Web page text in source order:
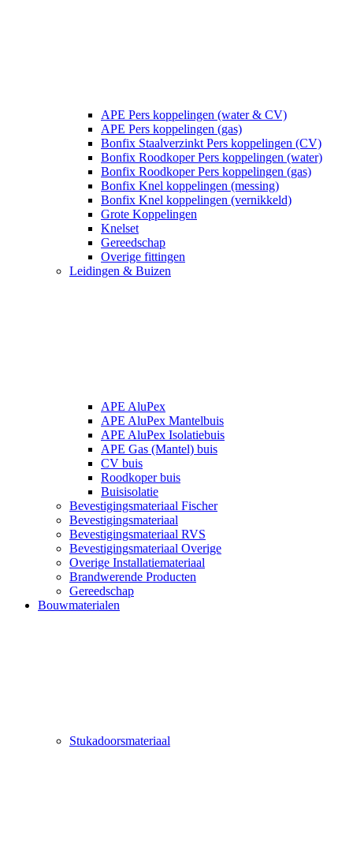
APE Pers koppelingen (water & CV)
APE Pers koppelingen (gas)
Bonfix Staalverzinkt Pers koppelingen (CV)
Bonfix Roodkoper Pers koppelingen (water)
Bonfix Roodkoper Pers koppelingen (gas)
Bonfix Knel koppelingen (messing)
Bonfix Knel koppelingen (vernikkeld)
Grote Koppelingen
Knelset
Gereedschap
Overige fittingen
Leidingen & Buizen
APE AluPex
APE AluPex Mantelbuis
APE AluPex Isolatiebuis
APE Gas (Mantel) buis
CV buis
Roodkoper buis
Buisisolatie
Bevestigingsmateriaal Fischer
Bevestigingsmateriaal
Bevestigingsmateriaal RVS
Bevestigingsmateriaal Overige
Overige Installatiemateriaal
Brandwerende Producten
Gereedschap
Bouwmaterialen
Stukadoorsmateriaal